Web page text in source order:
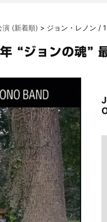
コーピオンズ / 2024年6月15日
ネスキン / 2024年6月9日 ドイ
ライア・ヒープ / 2023年8月3
ーニー / 1979年5月8+9日 コ
/ 2024年7月28日 フジロ
ォーニング / 2024年4月22日 英
リー・ジョエル / 2024年3月24
ガー / 2024年6月3日 カーディ
コーピオンズ / 2024年6月15日
ネスキン / 2024年6月9日 ドイ
ム・ギャラガー / 2024年6月1
演 (新着順) > ジョン・レノン /
ジョンの魂” 最